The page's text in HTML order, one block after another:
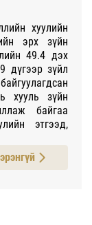
хуулийн
эрх зүйн
49.4 дэх
дүгээр зүйл
хууль зүйн
байгаа
этгээд,
тогтвортой